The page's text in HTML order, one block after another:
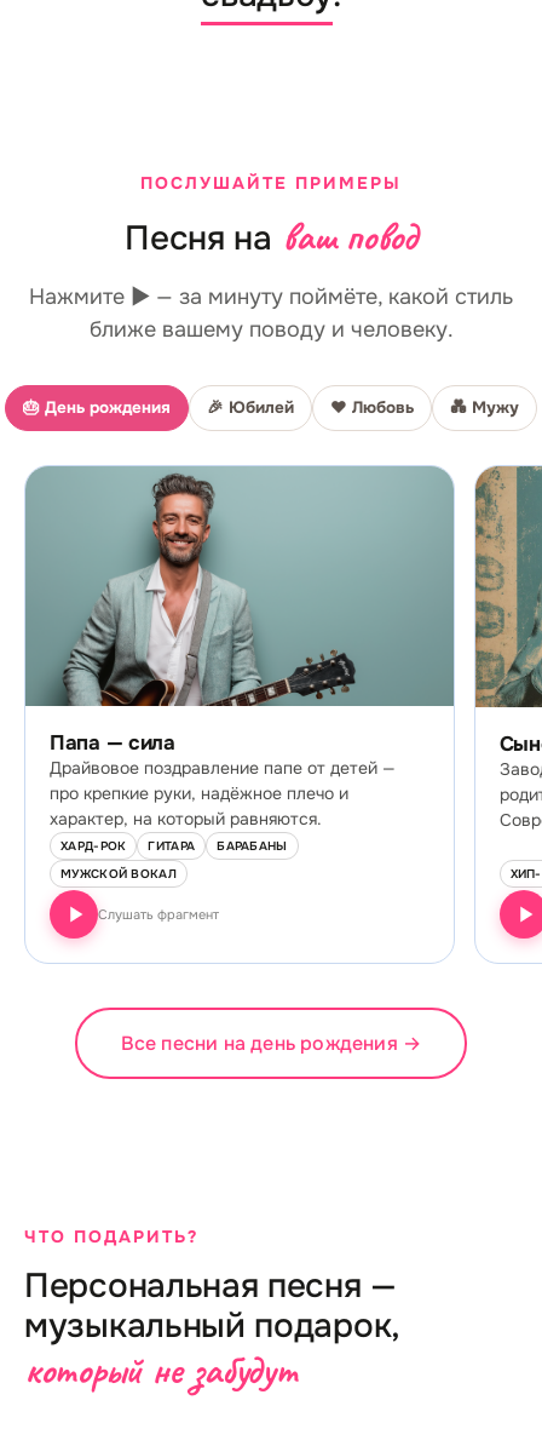
ПОСЛУШАЙТЕ ПРИМЕРЫ
Песня на ваш повод
Нажмите ▶ — за минуту поймёте, какой стиль
ближе вашему поводу и человеку.
🎂 День рождения 🎉 Юбилей ❤️ Любовь 💑 Мужу
Папа — сила
Драйвовое поздравление папе от детей —
про крепкие руки, надёжное плечо и
характер, на который равняются.
ХАРД-РОК ГИТАРА
БАРАБАНЫ
МУЖСКОЙ ВОКАЛ
Слушать фрагмент
Все песни на день рождения →
ЧТО ПОДАРИТЬ?
Персональная песня —
музыкальный подарок,
который не забудут